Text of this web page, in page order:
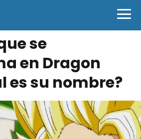
se
en Dragon
es su nombre?